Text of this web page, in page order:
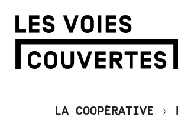
LA COOPÉRATIVE >